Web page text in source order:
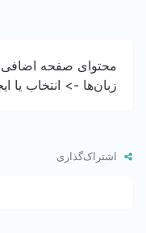
محتوای صفحه
زبان‌ها -> انتخاب یا
اشتراک‌گذاری